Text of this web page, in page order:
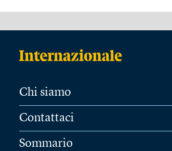
Chi siamo
Contattaci
Sommario